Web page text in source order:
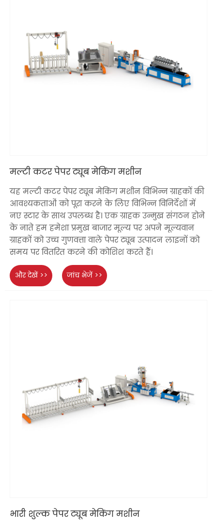
मल्टी कटर पेपर ट्यूब मेकिंग मशीन
यह मल्टी कटर पेपर ट्यूब मेकिंग मशीन विभिन्न ग्राहकों की
आवश्यकताओं को पूरा करने के लिए विभिन्न विनिर्देशों में
नए स्टार के साथ उपलब्ध है। एक ग्राहक उन्मुख संगठन होने
के नाते हम हमेशा प्रमुख बाजार मूल्य पर अपने मूल्यवान
ग्राहकों को उच्च गुणवत्ता वाले पेपर ट्यूब उत्पादन लाइनों को
समय पर वितरित करने की कोशिश करते हैं।
और देखें >> जांच भेजें >>
भारी शुल्क पेपर ट्यूब मेकिंग मशीन